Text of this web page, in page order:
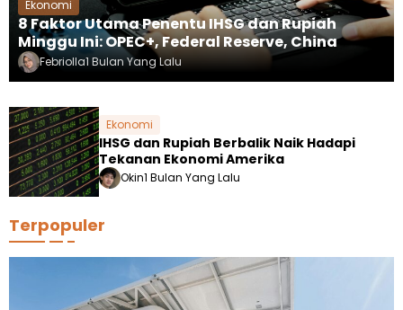
Ekonomi
8 Faktor Utama Penentu IHSG dan Rupiah
Minggu Ini: OPEC+, Federal Reserve, China
Febriolla1 Bulan Yang Lalu
Ekonomi
IHSG dan Rupiah Berbalik Naik Hadapi
Tekanan Ekonomi Amerika
Okin1 Bulan Yang Lalu
Terpopuler